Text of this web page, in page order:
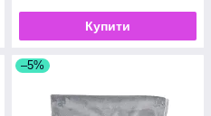
Купити
–5%